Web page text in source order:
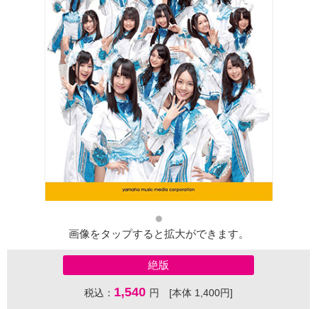
画像をタップすると拡大ができます。
絶版
税込： 1,540 円 [本体 1,400円]